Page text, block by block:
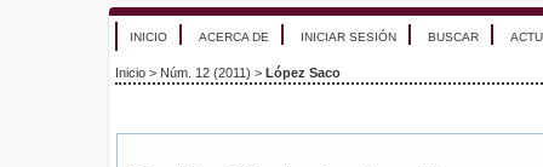
INICIO ACERCA DE INICIAR SESIÓN BUSCAR
Inicio > Núm. 12 (2011) > López Saco